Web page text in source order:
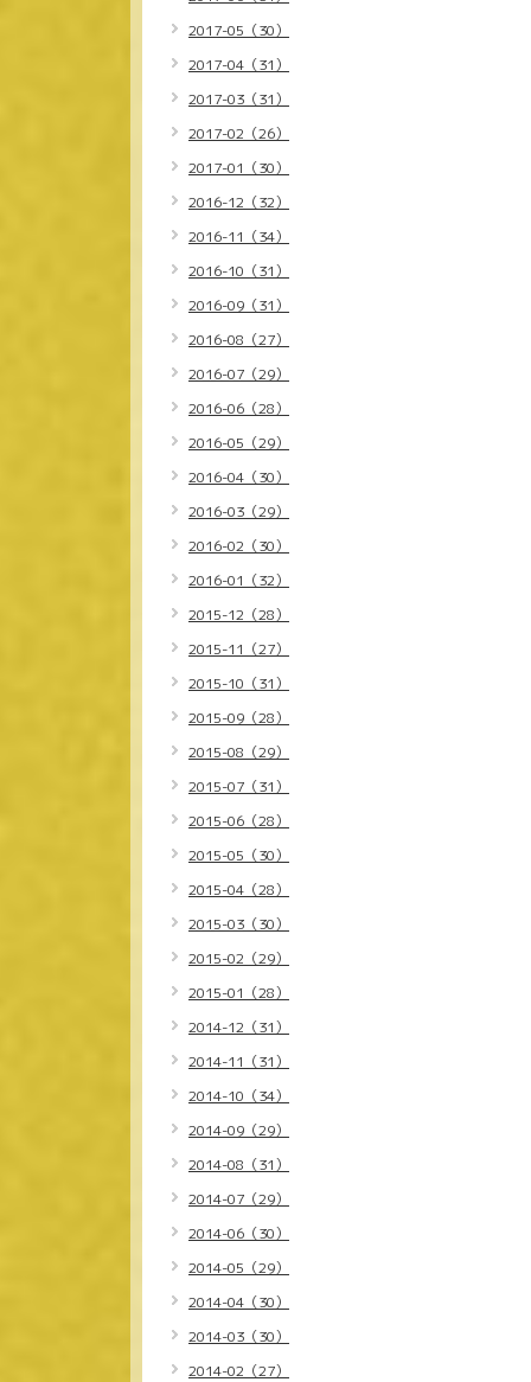
2017-05（30）
2017-04（31）
2017-03（31）
2017-02（26）
2017-01（30）
2016-12（32）
2016-11（34）
2016-10（31）
2016-09（31）
2016-08（27）
2016-07（29）
2016-06（28）
2016-05（29）
2016-04（30）
2016-03（29）
2016-02（30）
2016-01（32）
2015-12（28）
2015-11（27）
2015-10（31）
2015-09（28）
2015-08（29）
2015-07（31）
2015-06（28）
2015-05（30）
2015-04（28）
2015-03（30）
2015-02（29）
2015-01（28）
2014-12（31）
2014-11（31）
2014-10（34）
2014-09（29）
2014-08（31）
2014-07（29）
2014-06（30）
2014-05（29）
2014-04（30）
2014-03（30）
2014-02（27）